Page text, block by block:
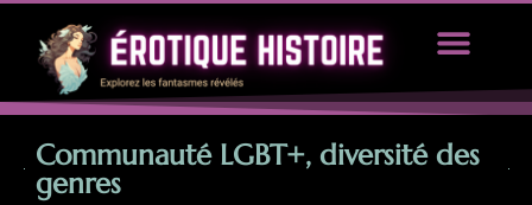
Communauté LGBT+, diversité des
genres